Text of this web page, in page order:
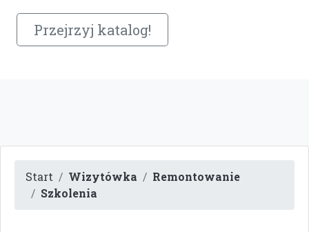
Przejrzyj katalog!
Start Wizytówka
Remontowanie
Szkolenia